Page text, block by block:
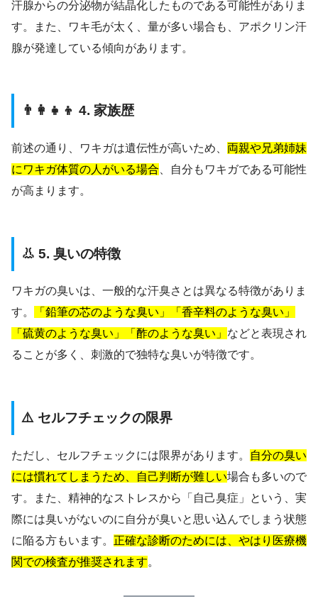
汗腺からの分泌物が結晶化したものである可能性がありま
す。また、ワキ毛が太く、量が多い場合も、アポクリン汗
腺が発達している傾向があります。
👨‍👩‍👧‍👦 4. 家族歴
前述の通り、ワキガは遺伝性が高いため、 両親や兄弟姉妹
にワキガ体質の人がいる場合 、自分もワキガである可能性
が高まります。
👃 5. 臭いの特徴
ワキガの臭いは、一般的な汗臭さとは異なる特徴がありま
す。
「鉛筆の芯のような臭い」「香辛料のような臭い」
「硫黄のような臭い」「酢のような臭い」 などと表現され
ることが多く、刺激的で独特な臭いが特徴です。
⚠️ セルフチェックの限界
ただし、セルフチェックには限界があります。
自分の臭い
には慣れてしまうため、自己判断が難しい場合も多いので
す。また、精神的なストレスから「自己臭症」という、実
際には臭いがないのに自分が臭いと思い込んでしまう状態
に陥る方もいます。 正確な診断のためには、やはり医療機
関での検査が推奨されます。